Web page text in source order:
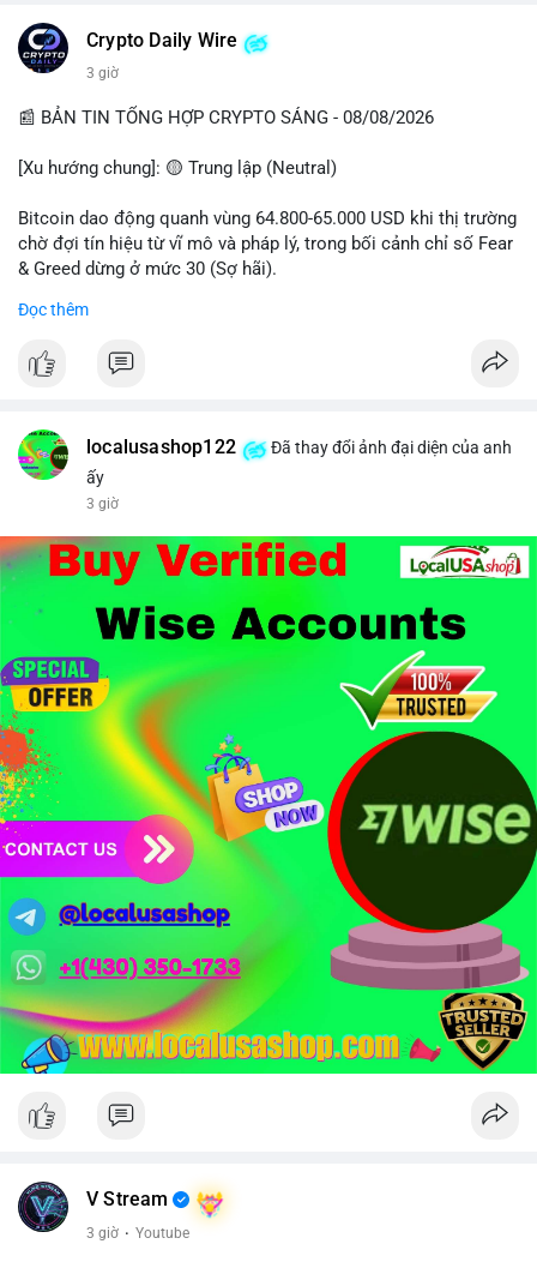
Crypto Daily Wire
3 giờ
📰 BẢN TIN TỔNG HỢP CRYPTO SÁNG - 08/08/2026
[Xu hướng chung]: 🟡 Trung lập (Neutral)
Bitcoin dao động quanh vùng 64.800-65.000 USD khi thị trường
chờ đợi tín hiệu từ vĩ mô và pháp lý, trong bối cảnh chỉ số Fear
& Greed dừng ở mức 30 (Sợ hãi).
- Thị trường & Giá cả: Chuỗi giao dịch cá voi BTC diễn ra dày
triệu USD lúc 08:19 UTC và 61,37 BTC (gần 4 triệu USD) lúc
- Quy định & Pháp lý: Thượng viện Mỹ mở giai đoạn đầu bình
chọn Bill Clarity Act, cần 60 phiếu để tiến tới tháng tới. IMF
được dollar hỗ trợ. Tòa án Mỹ cho phép Bybit truy xuất tài sản
1,5 tỷ USD từ vụ hack Triều Tiên.
- Công nghệ & Bảo mật: BTCPay cảnh báo exploit mới trên
LND có thể đánh cắp thông tin đăng nhập Lightning Network,
người dùng cần cập nhật ngay. XRP Ledger đề xuất sửa đổi bảo
mật token hóa tài sản Wall Street trị giá 530 triệu USD.
Nhà đầu tư nên thận trọng với đòn bẩy cao khi Funding Rate
BTC chỉ ở mức 0.0035%. Vùng Fear hiện tại có thể là cơ hội
tích lũy dài hạn nhưng cần chờ xác nhận dòng tiền.
Xem chi tiết các bài viết đầy đủ tại dòng thời gian của Vlike.vn!
#whalealertbtc #clarityact #lightningexploit #bybitlazarus
#xrpledger
Đọc thêm
localusashop122
Đã thay đổi ảnh đại diện của anh
ấy
3 giờ
V Stream
3 giờ · Youtube